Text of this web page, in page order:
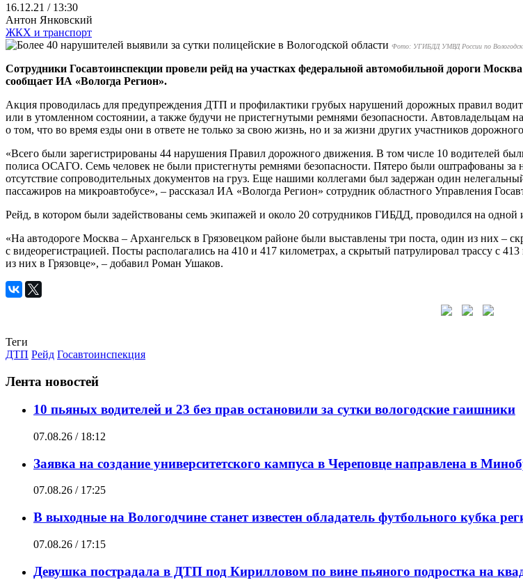
16.12.21 / 13:30
Антон Янковский
ЖКХ и транспорт
Фото: УГИБДД УМВД России по
Сотрудники Госавтоинспекции провели рейд на участках федеральной автомобильной дороги
сообщает ИА «Вологда Регион».
Акция проводилась для предупреждения ДТП и профилактики грубых нарушений дорожных правил
или в утомленном состоянии, а также будучи не пристегнутыми ремнями безопасности.
о том, что во время езды они в ответе не только за свою жизнь, но и за жизни других участников
«Всего были зарегистрированы 44 нарушения Правил дорожного движения. В том числе 10 водителей
полиса ОСАГО. Семь человек не были пристегнуты ремнями безопасности. Пятеро были оштрафованы за
отсутствие сопроводительных документов на груз. Еще нашими коллегами был задержан один
пассажиров на микроавтобусе», – рассказал ИА «Вологда Регион» сотрудник областного Управления
Рейд, в котором были задействованы семь экипажей и около 20 сотрудников ГИБДД, проводился на одной
«На автодороге Москва – Архангельск в Грязовецком районе были выставлены три поста, один из них –
с видеорегистрацией. Посты располагались на 410 и 417 километрах, а скрытый патрулировал трассу с
из них в Грязовце», – добавил Роман Ушаков.
Теги
ДТП Рейд Госавтоинспекция
Лента новостей
10 пьяных водителей и 23 без прав остановили за сутки вологодские гаишники
07.08.26 / 18:12
Заявка на создание университетского кампуса в Череповце направлена в
07.08.26 / 17:25
В выходные на Вологодчине станет известен обладатель футбольного кубка
07.08.26 / 17:15
Девушка пострадала в ДТП под Кирилловом по вине пьяного подростка на